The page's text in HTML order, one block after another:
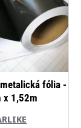
NOVINKA
fólia -
x 1,52m